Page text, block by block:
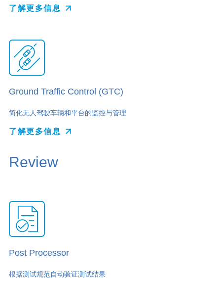
了解更多信息
Ground Traffic Control (GTC)
简化无人驾驶车辆和平台的监控与管理
了解更多信息
Review
Post Processor
根据测试规范自动验证测试结果